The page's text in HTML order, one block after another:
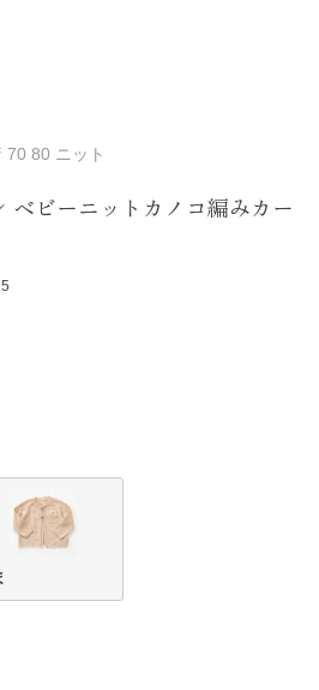
70 80 ニット
ベビーニットカノコ編みカー